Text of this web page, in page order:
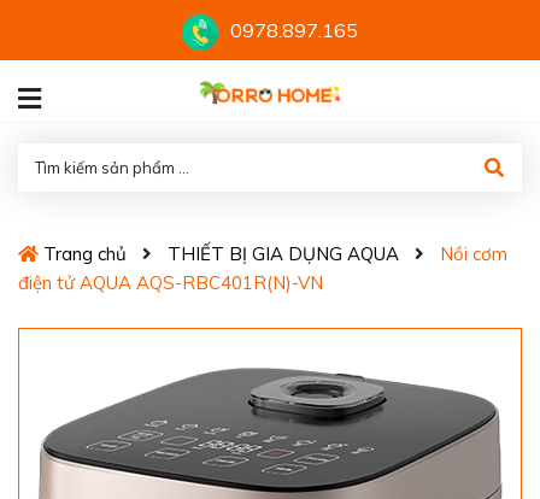
0978.897.165
Trang chủ THIẾT BỊ GIA DỤNG AQUA
Nồi cơm
điện tử AQUA AQS-RBC401R(N)-VN